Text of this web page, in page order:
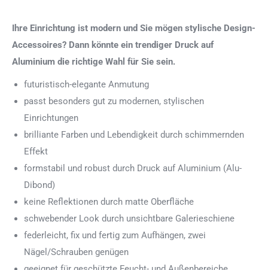
Ihre Einrichtung ist modern und Sie mögen stylische Design-
Accessoires? Dann könnte ein trendiger Druck auf
Aluminium die richtige Wahl für Sie sein.
futuristisch-elegante Anmutung
passt besonders gut zu modernen, stylischen
Einrichtungen
brilliante Farben und Lebendigkeit durch schimmernden
Effekt
formstabil und robust durch Druck auf Aluminium (Alu-
Dibond)
keine Reflektionen durch matte Oberfläche
schwebender Look durch unsichtbare Galerieschiene
federleicht, fix und fertig zum Aufhängen, zwei
Nägel/Schrauben genügen